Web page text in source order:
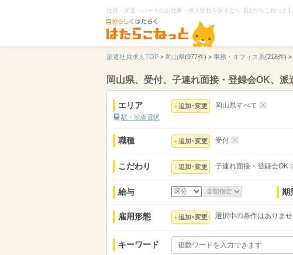
社員・派遣・パートのお仕事・求人情報を探すなら【はたらこねっと】
派遣社員求人TOP > 岡山県(977件) > 事務・オフィス系(218件) >
岡山県、受付、子連れ面接・登録会OK、
エリア
駅・沿線選択
追加･変更 岡山県すべて
職種 追加･変更 受付
こだわり 追加･変更 子連れ面接・登録会OK
給与 期
雇用形態 追加･変更 選択中の条件はありま
キーワード